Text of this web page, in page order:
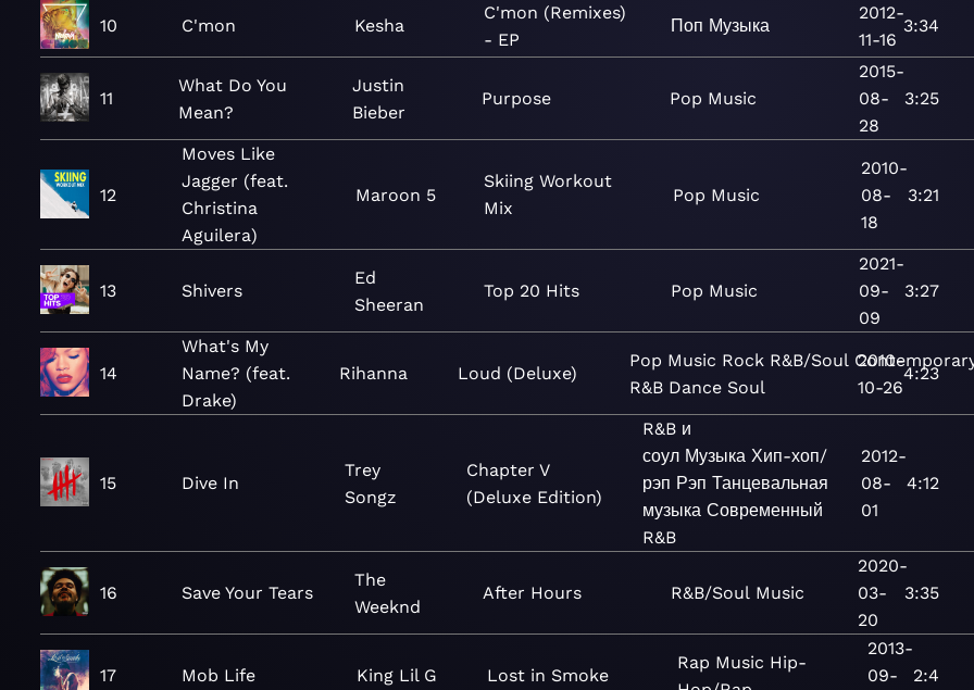
10 C'mon Kesha
C'mon (Remixes)
- EP
Поп Музыка
2012-
11-16
3:34
11
What Do You
Mean?
Justin
Bieber
Purpose Pop Music
2015-
08-
28
3:25
12
Moves Like
Jagger (feat.
Christina
Aguilera)
Maroon 5
Skiing Workout
Mix
Pop Music
2010-
08-
18
3:21
13 Shivers
Ed
Sheeran
Top 20 Hits Pop Music
2021-
09-
09
3:27
14
What's My
Name? (feat.
Drake)
Rihanna Loud (Deluxe)
Pop Music Rock R&B/Soul
R&B Dance Soul
2010-
10-26
4:23
15 Dive In
Trey
Songz
Chapter V
(Deluxe Edition)
R&B и
соул Музыка Хип-хоп/
рэп Рэп Танцевальная
музыка Современный
R&B
2012-
08-
01
4:12
16 Save Your Tears
The
Weeknd
After Hours R&B/Soul Music
2020-
03-
20
3:35
17 Mob Life King Lil G Lost in Smoke
Rap Music Hip-
2013-
09-
2:4